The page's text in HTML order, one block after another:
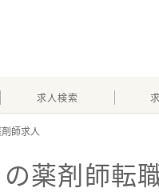
求人検索
の薬剤師転